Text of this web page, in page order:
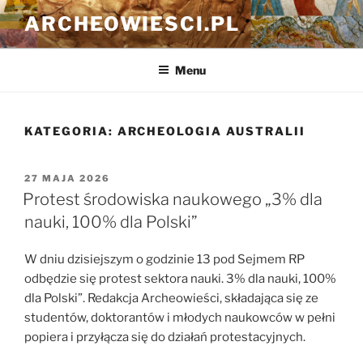
Przejdź
do
treści
ARCHEOWIESCI.PL
Menu
KATEGORIA: ARCHEOLOGIA AUSTRALII
OPUBLIKOWANE
W
27 MAJA 2026
Protest środowiska naukowego „3% dla
nauki, 100% dla Polski”
W dniu dzisiejszym o godzinie 13 pod Sejmem RP
odbędzie się protest sektora nauki. 3% dla nauki, 100%
dla Polski”. Redakcja Archeowieści, składająca się ze
studentów, doktorantów i młodych naukowców w pełni
popiera i przyłącza się do działań protestacyjnych.